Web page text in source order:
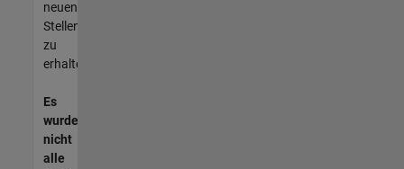
neuen
Stellenangeboten
zu
erhalten.
Es
wurden
nicht
alle